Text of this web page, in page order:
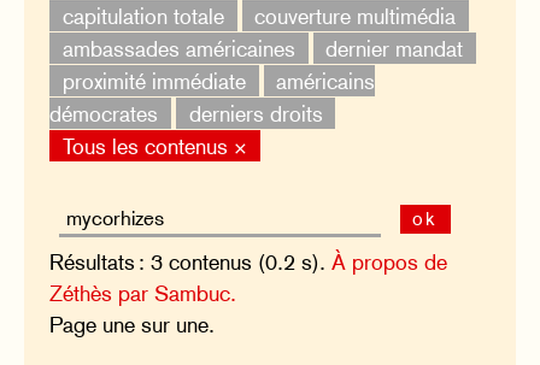
capitulation totale
couverture multimédia
ambassades américaines
dernier mandat
proximité immédiate
américains
démocrates
derniers droits
Tous les contenus ×
ok
Résultats : 3 contenus (0.2 s).À propos de
Zéthès par Sambuc.
Page une sur une.